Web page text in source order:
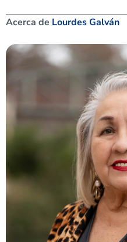
Acerca de Lourdes Galván